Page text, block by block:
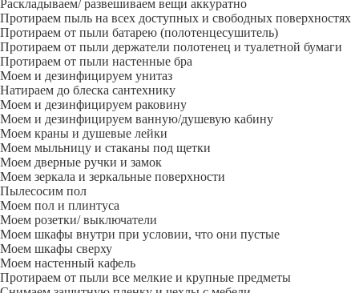
Раскладываем/ развешиваем вещи аккуратно
Протираем пыль на всех доступных и свободных поверхностях
Протираем от пыли батарею (полотенцесушитель)
Протираем от пыли держатели полотенец и туалетной бумаги
Протираем от пыли настенные бра
Моем и дезинфицируем унитаз
Натираем до блеска сантехнику
Моем и дезинфицируем раковину
Моем и дезинфицируем ванную/душевую кабину
Моем краны и душевые лейки
Моем мыльницу и стаканы под щетки
Моем дверные ручки и замок
Моем зеркала и зеркальные поверхности
Пылесосим пол
Моем пол и плинтуса
Моем розетки/ выключатели
Моем шкафы внутри при условии, что они пустые
Моем шкафы сверху
Моем настенный кафель
Протираем от пыли все мелкие и крупные предметы